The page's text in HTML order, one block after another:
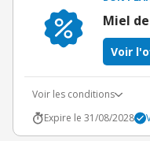
Miel
Voir
Voir les conditions
Expire le 31/08/2028